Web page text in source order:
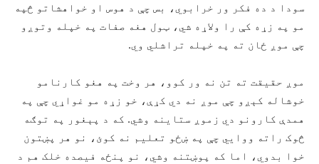
سودا د ده فکر ور خرابوي، بس چې د هوس او خواهشاتو څپه
مو په زړه کې را ولاړه شي، ټول هغه صفات په خپله وتوږو
چې موږ ځان ته په خپله تراشلي وي.
موږ حقیقت ته تن نه ور کوو، هر وخت په هغو کارنامو
خوشاله کېږو چې موږ نه دي کړې، خو زړه مو غواړي چې په
همدې کارونو دي زموږ ستاینه وشي. که د پېغور په توګه
څوک راته ووايي چې په ښځو تعلیم نه کوئ، نو هر پښتون
خوا بدوي، اما که پوښتنه وشي، نو پنځه فیصده خلک هم د